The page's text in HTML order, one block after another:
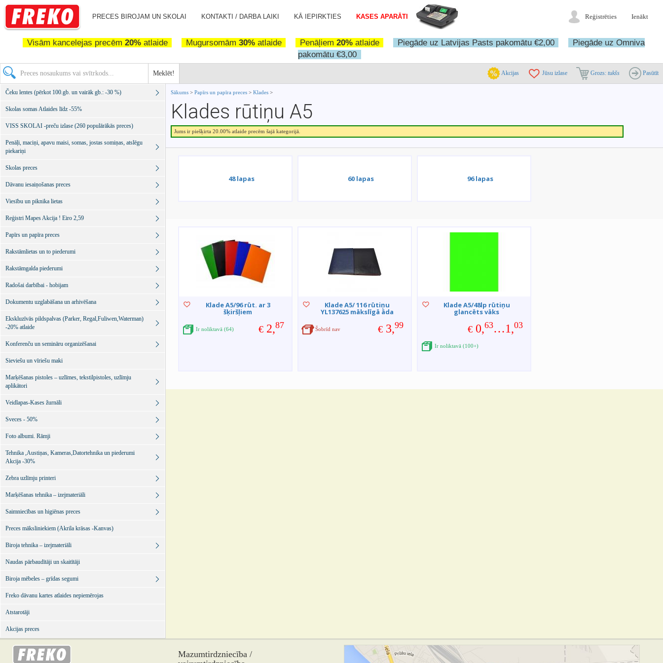
PRECES BIROJAM UN SKOLAI KONTAKTI / DARBA LAIKI KĀ IEPIRKTIES KASES APARĀTI Reģistrēties Ienākt
Visām kancelejas precēm 20%atlaide Mugursomām 30%atlaide Penāļiem 20%atlaide Piegāde uz Latvijas Pasts pakomātu €2,00
Piegāde uz Omniva
pakomātu €3,00
Meklēt! Akcijas Jūsu izlase Grozs: tukšs Pasūtīt
Sākums > Papīrs un papīra preces > Klades >
Klades rūtiņu A5
Jums ir piešķirta 20.00% atlaide precēm šajā kategorijā.
48 lapas 60 lapas 96 lapas
Klade A5/96 rūt. ar 3
šķiršļiem
€ 2,87
Ir noliktavā (64)
Klade A5/ 116 rūtiņu
YL137625 mākslīgā āda
€ 3,99
Šobrīd nav
Klade A5/48lp rūtiņu
glancēts vāks
€ 0,63…1,03
Ir noliktavā (100+)
Čeku lentes (pērkot 100.gb. un vairāk gb.: -30 %)
Skolas somas Atlaides līdz -55%
VISS SKOLAI -preču izlase (260 populārākās preces)
Penāļi, maciņi, apavu maisi, somas, jostas somiņas, atslēgu
piekariņi
Skolas preces
Dāvanu iesaiņošanas preces
Viesību un piknika lietas
Reģistri Mapes Akcija ! Eiro 2,59
Papīrs un papīra preces
Rakstāmlietas un to piederumi
Rakstāmgalda piederumi
Radošai darbībai - hobijam
Dokumentu uzglabāšana un arhivēšana
Ekskluzīvās pildspalvas (Parker, Regal,Fuliwen,Waterman)
-20% atlaide
Konferenču un semināru organizēšanai
Sieviešu un vīriešu maki
Marķēšanas pistoles – uzlīmes, tekstilpistoles, uzlīmju
aplikātori
Veidlapas-Kases žurnāli
Sveces - 50%
Foto albumi. Rāmji
Tehnika ,Austiņas, Kameras,Datortehnika un piederumi
Akcija -30%
Zebra uzlīmju printeri
Marķēšanas tehnika – izejmateriāli
Saimniecības un higiēnas preces
Preces māksliniekiem (Akrila krāsas -Kanvas)
Biroja tehnika – izejmateriāli
Naudas pārbaudītāji un skaitītāji
Biroja mēbeles – grīdas segumi
Freko dāvanu kartes atlaides nepiemērojas
Atstarotāji
Akcijas preces
Mazumtirdzniecība /